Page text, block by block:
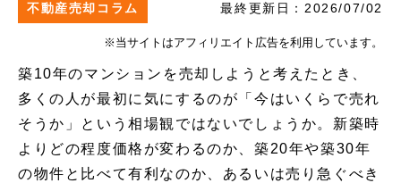
不動産売却コラム 最終更新日： 2026/07/02
※当サイトはアフィリエイト広告を利用しています。
築10年のマンションを売却しようと考えたとき、
多くの人が最初に気にするのが「今はいくらで売れ
そうか」という相場観ではないでしょうか。新築時
よりどの程度価格が変わるのか、築20年や築30年
の物件と比べて有利なのか、あるいは売り急ぐべき